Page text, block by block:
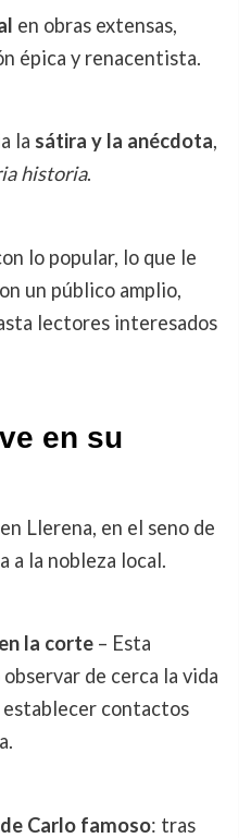
en obras extensas,
épica y renacentista.
la sátira y la anécdota,
historia.
lo popular, lo que le
un público amplio,
lectores interesados
en su
Llerena, en el seno de
a la nobleza local.
la corte– Esta
de cerca la vida
contactos
Carlo famoso: tras